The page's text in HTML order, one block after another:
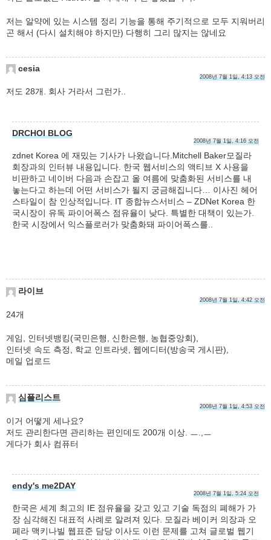
저는 알약에 있는 시스템 정리 기능을 통해 주기적으로 모두 지워버리
곤 해서 (다시 설치해야 하지만) 다행히 그리 많지는 않네요
cesia
2008년 7월 1일, 4:13 오전
저도 28개. 회사 거라서 그런가..
DRCHOI BLOG
2008년 7월 1일, 4:16 오전
zdnet Korea 에 재밌는 기사가 나왔습니다.Mitchell Baker모질라
회장과의 인터뷰 내용입니다. 한국 웹서비스의 액티브 X 사용을
비판하고 네이버 다음과 손잡고 올 여름에 맞춤화된 서비스를 내
놓는다고 하는데 어떤 서비스가 될지 궁금해집니다… 이사진 헤어
스타일이 참 인상적입니다. IT 종합뉴스서비스 – ZDNet Korea 한
국시장이 유독 파이어폭스 점유율이 낮다. 특별한 대책이 있는가.
한국 시장에서 익스플로러가 맞춤화돼 파이어폭스를..
라이브
2008년 7월 1일, 4:42 오전
24개
게임, 인터넷뱅킹(국민은행, 신한은행, 농협중앙회),
인터넷 속도 측정, 학교 인트라넷, 웹에디터(방송국 게시판),
메일 업로드
심플리스트
2008년 7월 1일, 4:53 오전
이거 어떻게 세나요?
저도 관리한다면 관리하는 편인데도 200개 이상. ㅡ.,ㅡ
게다가 회사 컴퓨터
endy's me2DAY
2008년 7월 1일, 5:24 오전
한국은 세계 최고의 IE 점유율을 갖고 있고 기술 독점의 폐해가 가
장 심각해진 대표적 사례로 알려져 있다. 모질라 베이커 의장과 오
페라 맥키나빌 웹표준 담당 이사도 이런 문제를 고쳐 글로벌 웹기